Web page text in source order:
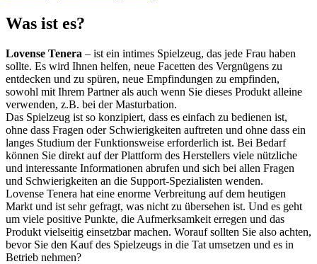
Was ist es?
Lovense Tenera – ist ein intimes Spielzeug, das jede Frau haben
sollte. Es wird Ihnen helfen, neue Facetten des Vergnügens zu
entdecken und zu spüren, neue Empfindungen zu empfinden,
sowohl mit Ihrem Partner als auch wenn Sie dieses Produkt alleine
verwenden, z.B. bei der Masturbation.
Das Spielzeug ist so konzipiert, dass es einfach zu bedienen ist,
ohne dass Fragen oder Schwierigkeiten auftreten und ohne dass ein
langes Studium der Funktionsweise erforderlich ist. Bei Bedarf
können Sie direkt auf der Plattform des Herstellers viele nützliche
und interessante Informationen abrufen und sich bei allen Fragen
und Schwierigkeiten an die Support-Spezialisten wenden.
Lovense Tenera hat eine enorme Verbreitung auf dem heutigen
Markt und ist sehr gefragt, was nicht zu übersehen ist. Und es geht
um viele positive Punkte, die Aufmerksamkeit erregen und das
Produkt vielseitig einsetzbar machen. Worauf sollten Sie also achten,
bevor Sie den Kauf des Spielzeugs in die Tat umsetzen und es in
Betrieb nehmen?